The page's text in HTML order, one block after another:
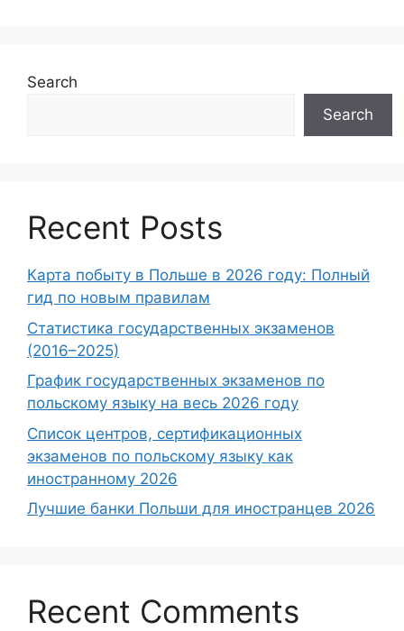
Search
Search
Recent Posts
Карта побыту в Польше в 2026 году: Полный
гид по новым правилам
Статистика государственных экзаменов
(2016–2025)
График государственных экзаменов по
польскому языку на весь 2026 году
Список центров, сертификационных
экзаменов по польскому языку как
иностранному 2026
Лучшие банки Польши для иностранцев 2026
Recent Comments